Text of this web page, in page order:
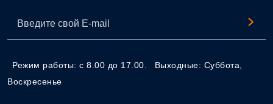
Режим работы: с 8.00 до 17.00.
Выходные: Суббота,
Воскресенье